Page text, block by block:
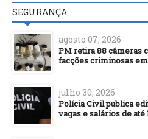
SEGURANÇA
agosto 07, 2026
PM retira 88 câmeras
facções criminosas
julho 30, 2026
Polícia Civil publica
vagas e salários de até